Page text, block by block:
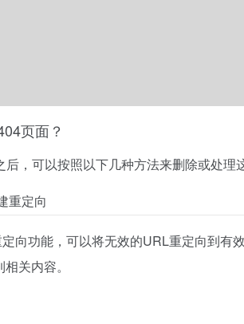
页面？
，可以按照以下几种方法来删除或处理
重定向
向功能，可以将无效的URL重定向到有
关内容。